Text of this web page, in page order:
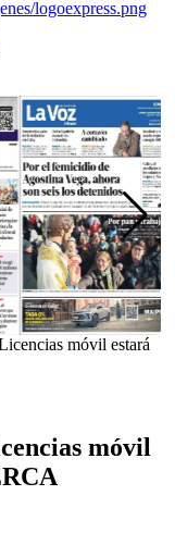
móvil estará
móvil